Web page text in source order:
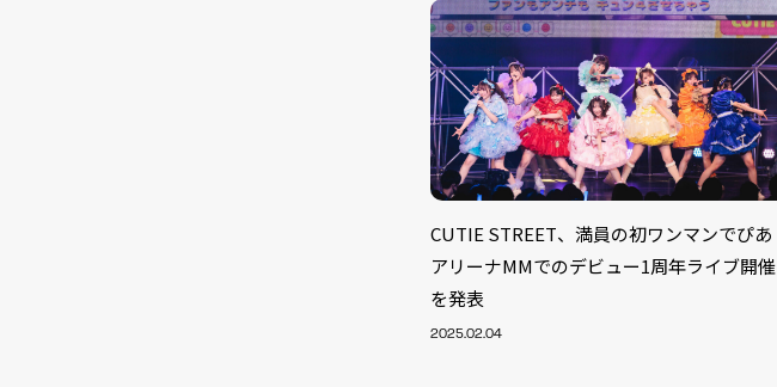
CUTIE STREET、満員の初ワンマンでぴあ
アリーナMMでのデビュー1周年ライブ開催
を発表
2025.02.04